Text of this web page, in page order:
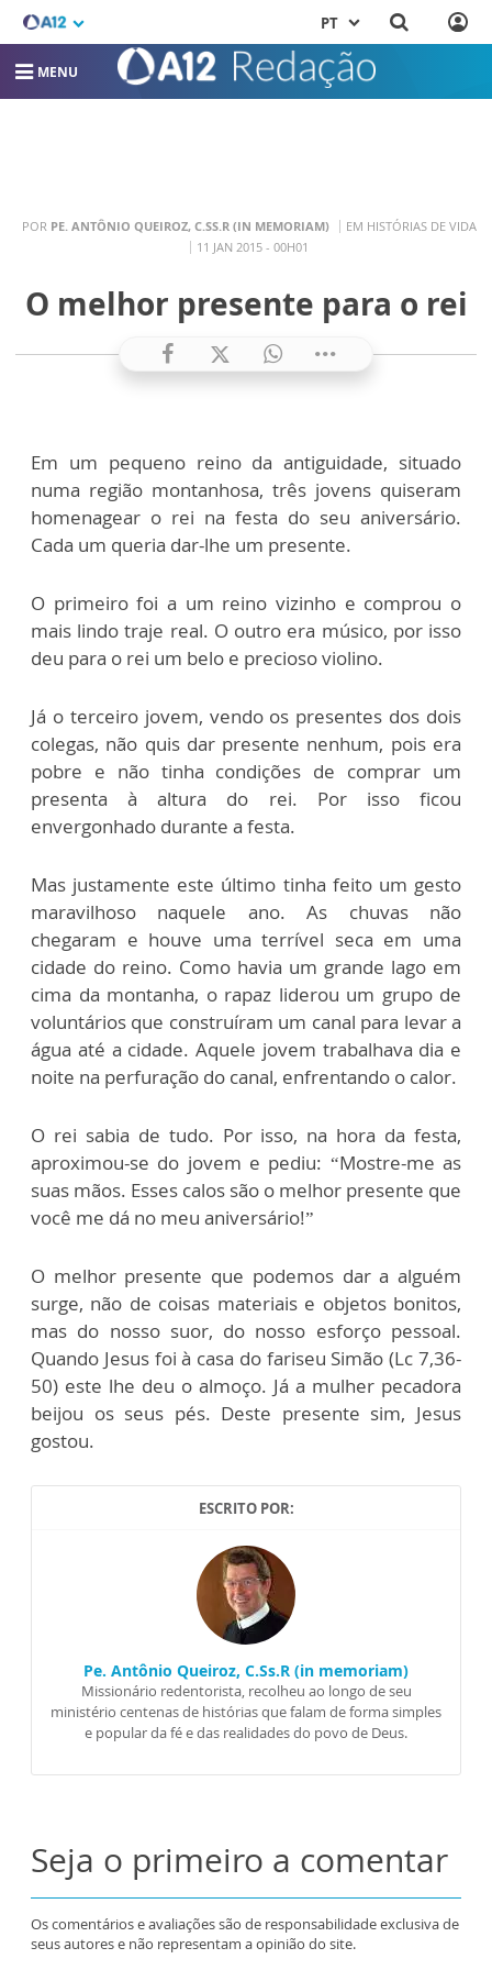
PT
MENU
POR PE. ANTÔNIO QUEIROZ, C.SS.R (IN MEMORIAM)
EM HISTÓRIAS DE VIDA
11 JAN 2015 - 00H01
O melhor presente para o rei
Em um pequeno reino da antiguidade, situado
numa região montanhosa, três jovens quiseram
homenagear o rei na festa do seu aniversário.
Cada um queria dar-lhe um presente.
O primeiro foi a um reino vizinho e comprou o
mais lindo traje real. O outro era músico, por isso
deu para o rei um belo e precioso violino.
Já o terceiro jovem, vendo os presentes dos dois
colegas, não quis dar presente nenhum, pois era
pobre e não tinha condições de comprar um
presenta à altura do rei. Por isso ficou
envergonhado durante a festa.
Mas justamente este último tinha feito um gesto
maravilhoso naquele ano. As chuvas não
chegaram e houve uma terrível seca em uma
cidade do reino. Como havia um grande lago em
cima da montanha, o rapaz liderou um grupo de
voluntários que construíram um canal para levar a
água até a cidade. Aquele jovem trabalhava dia e
noite na perfuração do canal, enfrentando o calor.
O rei sabia de tudo. Por isso, na hora da festa,
aproximou-se do jovem e pediu: “Mostre-me as
suas mãos. Esses calos são o melhor presente que
você me dá no meu aniversário!”
O melhor presente que podemos dar a alguém
surge, não de coisas materiais e objetos bonitos,
mas do nosso suor, do nosso esforço pessoal.
Quando Jesus foi à casa do fariseu Simão (Lc 7,36-
50) este lhe deu o almoço. Já a mulher pecadora
beijou os seus pés. Deste presente sim, Jesus
gostou.
ESCRITO POR:
Pe. Antônio Queiroz, C.Ss.R (in memoriam)
Missionário redentorista, recolheu ao longo de seu
ministério centenas de histórias que falam de forma simples
e popular da fé e das realidades do povo de Deus.
Seja o primeiro a comentar
Os comentários e avaliações são de responsabilidade exclusiva de
seus autores e não representam a opinião do site.